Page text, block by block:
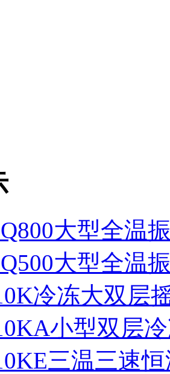
大型全温
大型全温
冷冻大双层
小型双层
三温三速